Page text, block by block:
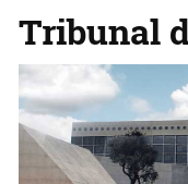
Tribunal